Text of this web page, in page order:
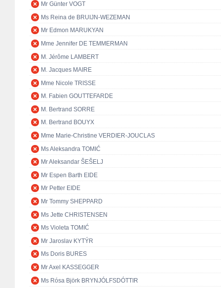
Mr Günter VOGT
Ms Reina de BRUIJN-WEZEMAN
Mr Edmon MARUKYAN
Mme Jennifer DE TEMMERMAN
M. Jérôme LAMBERT
M. Jacques MAIRE
Mme Nicole TRISSE
M. Fabien GOUTTEFARDE
M. Bertrand SORRE
M. Bertrand BOUYX
Mme Marie-Christine VERDIER-JOUCLAS
Ms Aleksandra TOMIĆ
Mr Aleksandar ŠEŠELJ
Mr Espen Barth EIDE
Mr Petter EIDE
Mr Tommy SHEPPARD
Ms Jette CHRISTENSEN
Ms Violeta TOMIĆ
Mr Jaroslav KYTÝR
Ms Doris BURES
Mr Axel KASSEGGER
Ms Rósa Björk BRYNJÓLFSDÓTTIR